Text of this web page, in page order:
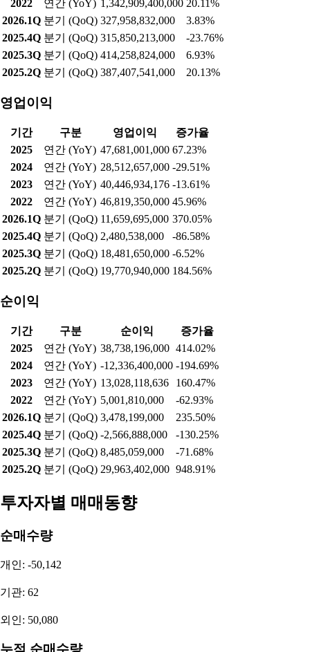
연구소 장형관 소장, 바이오드 강민 대표 등 관계자들이 참석한
가운데 ‘글로벌 위생 표준 구축 및 병아리 품질 차별
실적현황
2025
연간 (YoY) 1,439,995,096,000 12.03%
2024
연간 (YoY) 1,285,418,842,000 -8.89%
2023
연간 (YoY) 1,410,837,724,581 5.06%
2022
연간 (YoY) 1,342,909,400,000 20.11%
2026.1Q
분기 (QoQ) 327,958,832,000
3.83%
2025.4Q 분기 (QoQ) 315,850,213,000
-23.76%
2025.3Q 분기 (QoQ) 414,258,824,000
6.93%
2025.2Q 분기 (QoQ) 387,407,541,000 20.13%
2025
연간 (YoY) 47,681,001,000
67.23%
2024
연간 (YoY) 28,512,657,000 -29.51%
2023
연간 (YoY) 40,446,934,176 -13.61%
2022
연간 (YoY) 46,819,350,000
45.96%
2026.1Q
분기 (QoQ) 11,659,695,000
370.05%
2025.4Q 분기 (QoQ) 2,480,538,000
-86.58%
2025.3Q 분기 (QoQ) 18,481,650,000
-6.52%
2025.2Q 분기 (QoQ) 19,770,940,000 184.56%
2025
연간 (YoY)
2023
연간 (YoY)
2026.1Q
2025.4Q 분기 (QoQ)